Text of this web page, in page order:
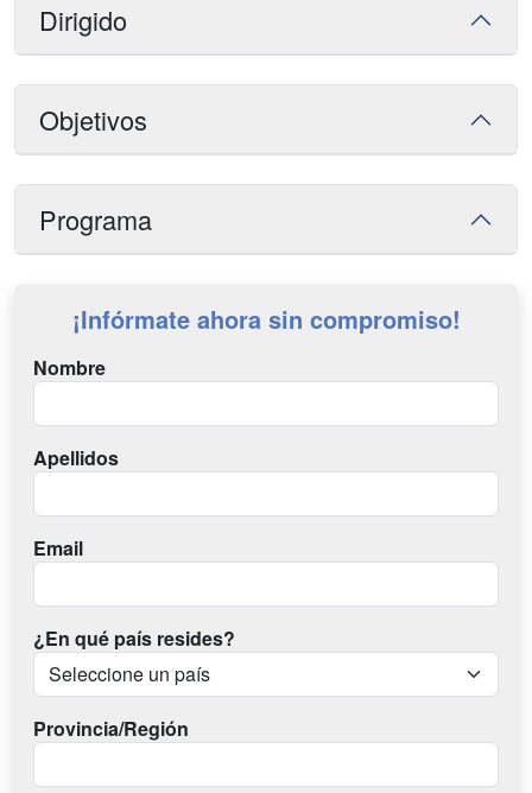
Dirigido
Objetivos
Programa
¡Infórmate ahora sin compromiso!
Nombre
Apellidos
Email
¿En qué país resides?
Provincia/Región